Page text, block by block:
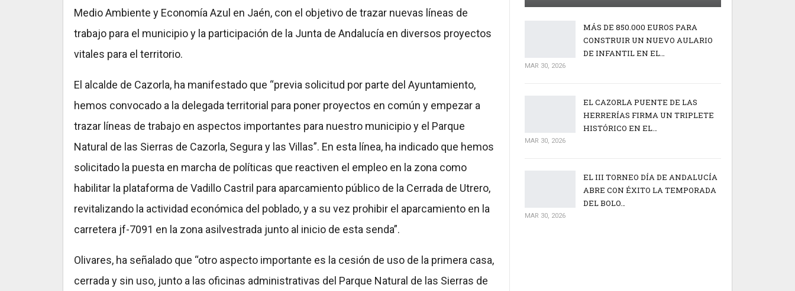
Medio Ambiente y Economía Azul en Jaén, con el objetivo de trazar nuevas líneas de
trabajo para el municipio y la participación de la Junta de Andalucía en diversos proyectos
vitales para el territorio.
El alcalde de Cazorla, ha manifestado que “previa solicitud por parte del Ayuntamiento,
hemos convocado a la delegada territorial para poner proyectos en común y empezar a
trazar líneas de trabajo en aspectos importantes para nuestro municipio y el Parque
Natural de las Sierras de Cazorla, Segura y las Villas”. En esta línea, ha indicado que hemos
solicitado la puesta en marcha de políticas que reactiven el empleo en la zona como
habilitar la plataforma de Vadillo Castril para aparcamiento público de la Cerrada de Utrero,
revitalizando la actividad económica del poblado, y a su vez prohibir el aparcamiento en la
carretera jf-7091 en la zona asilvestrada junto al inicio de esta senda”.
Olivares, ha señalado que “otro aspecto importante es la cesión de uso de la primera casa,
cerrada y sin uso, junto a las oficinas administrativas del Parque Natural de las Sierras de
MÁS DE 850.000 EUROS PARA
CONSTRUIR UN NUEVO AULARIO
DE INFANTIL EN EL…
MAR 30, 2026
EL CAZORLA PUENTE DE LAS
HERRERÍAS FIRMA UN TRIPLETE
HISTÓRICO EN EL…
MAR 30, 2026
EL III TORNEO DÍA DE ANDALUCÍA
ABRE CON ÉXITO LA TEMPORADA
DEL BOLO…
MAR 30, 2026